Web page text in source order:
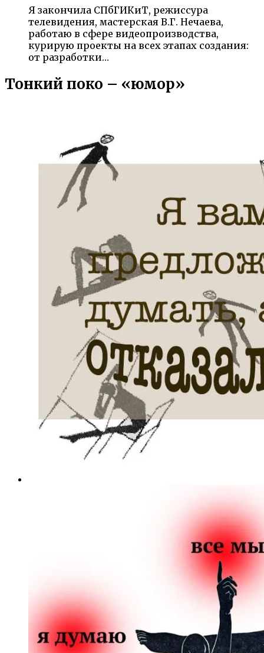
Я закончила СПбГИКиТ, режиссура
телевидения, мастерская В.Г. Нечаева,
работаю в сфере видеопроизводства,
курирую проекты на всех этапах создания:
от разработки…
Тонкий поко – «юмор»